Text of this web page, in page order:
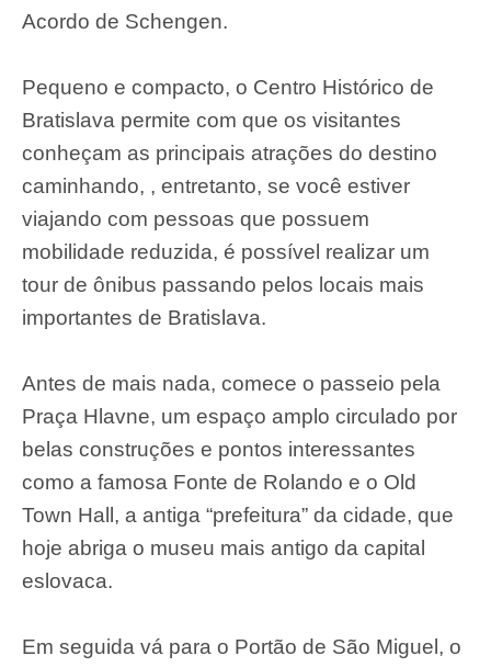
Acordo de Schengen.
Pequeno e compacto, o Centro Histórico de
Bratislava permite com que os visitantes
conheçam as principais atrações do destino
caminhando, , entretanto, se você estiver
viajando com pessoas que possuem
mobilidade reduzida, é possível realizar um
tour de ônibus passando pelos locais mais
importantes de Bratislava.
Antes de mais nada, comece o passeio pela
Praça Hlavne, um espaço amplo circulado por
belas construções e pontos interessantes
como a famosa Fonte de Rolando e o Old
Town Hall, a antiga “prefeitura” da cidade, que
hoje abriga o museu mais antigo da capital
eslovaca.
Em seguida vá para o Portão de São Miguel, o